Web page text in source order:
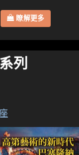
瞭解更多
列